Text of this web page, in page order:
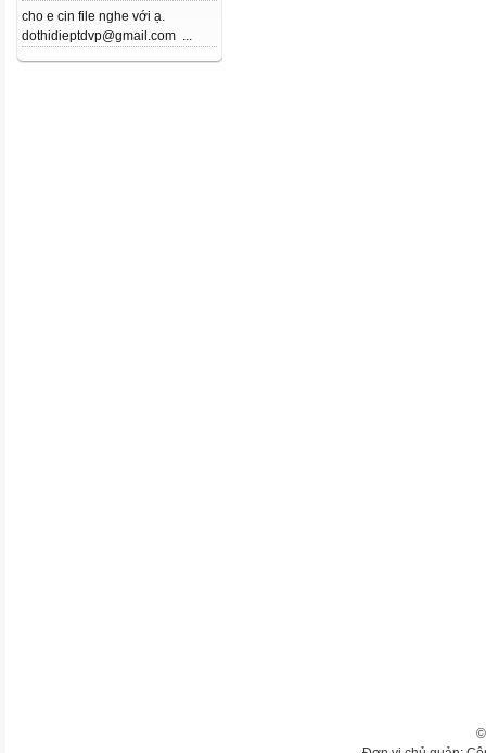
cho e cin file nghe với ạ.
dothidieptdvp@gmail.com ...